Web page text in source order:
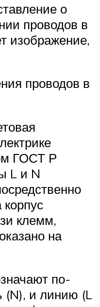
о
проводов в
изображение,
проводов в
ГОСТ Р
L и N
клемм,
на
по-
(N), и линию (L